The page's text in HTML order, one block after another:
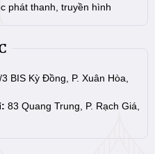
phát thanh, truyền hình
3 BIS Kỳ Đồng, P. Xuân Hòa,
83 Quang Trung, P. Rạch Giá,